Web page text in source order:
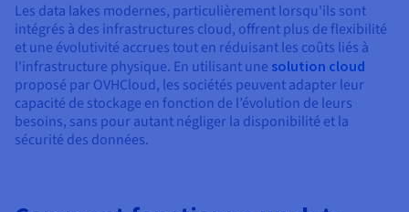
Les data lakes modernes, particulièrement lorsqu'ils sont
intégrés à des infrastructures cloud, offrent plus de flexibilité
et une évolutivité accrues tout en réduisant les coûts liés à
l'infrastructure physique. En utilisant une solution cloud
proposé par OVHCloud, les sociétés peuvent adapter leur
capacité de stockage en fonction de l’évolution de leurs
besoins, sans pour autant négliger la disponibilité et la
sécurité des données.